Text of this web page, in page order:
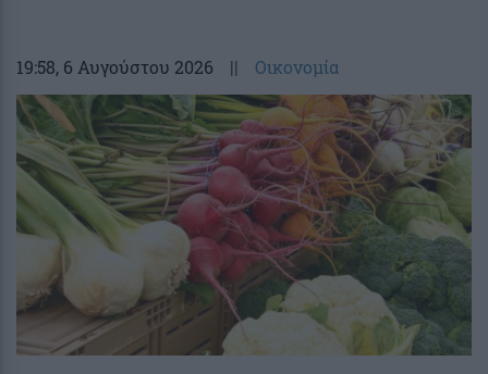
19:58, 6 Αυγούστου 2026 || Οικονομία